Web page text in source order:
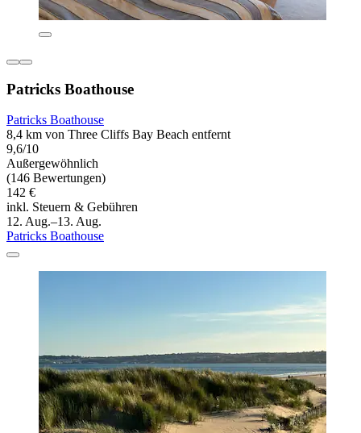
Patricks Boathouse
Patricks Boathouse
8,4 km von Three Cliffs Bay Beach entfernt
9,6/10
Außergewöhnlich
(146 Bewertungen)
142 €
inkl. Steuern & Gebühren
12. Aug.–13. Aug.
Patricks Boathouse